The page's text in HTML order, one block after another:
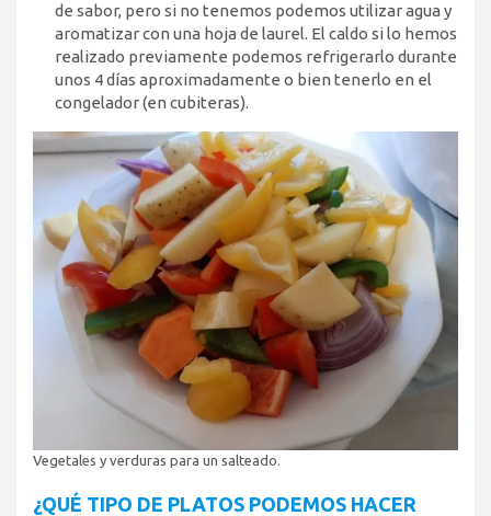
de sabor, pero si no tenemos podemos utilizar agua y
aromatizar con una hoja de laurel. El caldo si lo hemos
realizado previamente podemos refrigerarlo durante
unos 4 días aproximadamente o bien tenerlo en el
congelador (en cubiteras).
Vegetales y verduras para un salteado.
¿QUÉ TIPO DE PLATOS PODEMOS HACER